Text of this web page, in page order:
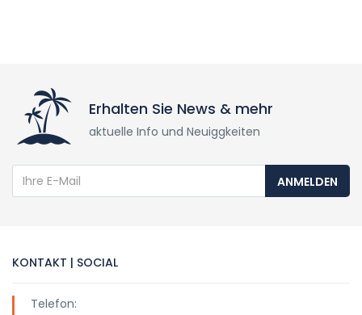
Erhalten Sie News & mehr
aktuelle Info und Neuiggkeiten
ANMELDEN
KONTAKT | SOCIAL
Telefon: